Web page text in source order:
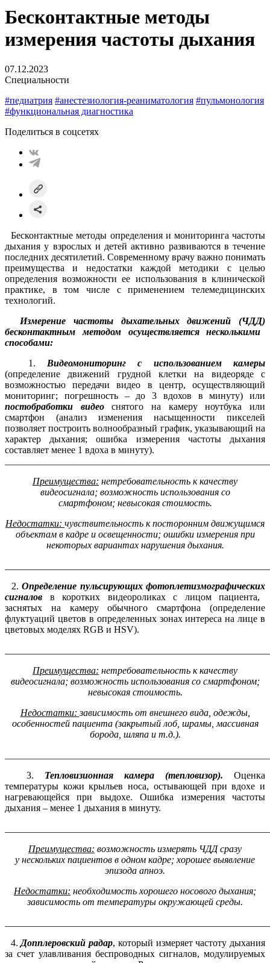
Бесконтактные методы
измерения частоты дыхания
07.12.2023
Специальности
#педиатрия #анестезиология-реаниматология #пульмонология
#функциональная диагностика
Поделиться в соцсетях
Бесконтактные методы определения и мониторинга частоты
дыхания у взрослых и детей активно развиваются в течение
последних десятилетий. Современному врачу важно понимать
преимущества и недостатки каждой методики с целью
определения возможности ее использования в клинической
практике, в том числе с применением телемедицинских
технологий.
Измерение частоты дыхательных движений (ЧДД)
бесконтактным методом осуществляетсянесколькими
способами:
1. Видеомониторинг с использованием камеры
(определение движений грудной клетки на видеоряде с
возможностью передачи видео в центр, осуществляющий
мониторинг; погрешность – до 3 вдохов в минуту) или
постобработки видеоснятого на камеру ноутбука или
смартфон (анализ изменения насыщенности пикселей
позволяет построить волнообразный график, указывающий на
характер дыхания; ошибка измерения частоты дыхания
составляет менее 1 вдоха в минуту).
Преимущества: нетребовательность к качеству
видеосигнала; возможность использования со
смартфоном; невысокая стоимость.
Недостатки: чувствительность к посторонним движущимся
объектам в кадреиосвещенности; ошибки измерения при
некоторых вариантах нарушения дыхания.
2.Определение пульсирующихфотоплетизмографических
сигналов в коротких видеороликах с лицом пациента,
заснятых на камеру обычного смартфона (определение
флуктуаций цветов в определенных зонах интереса на лице в
цветовых моделях RGB и HSV).
Преимущества: нетребовательность к качеству
видеосигнала; возможность использования со смартфоном;
невысокая стоимость.
Недостатки:зависимость от внешнего вида, одежды,
особенностей пациента (закрытый лоб, шрамы, массивная
борода, шляпа и т.д.).
3. Тепловизионная камера (тепловизор). Оценка
температуры кожи крыльев носа, остывающей при вдохе и
нагревающейся при выдохе. Ошибка измерения частоты
дыхания – менее 1 дыхания в минуту.
Преимущества: возможность измерять ЧДД сразу
у нескольких пациентов в одном кадре; хорошее выявление
эпизода апноэ.
Недостатки: необходимость хорошего носового дыхания;
зависимость от температуры окружающей среды.
4. Допплеровский радар, который измеряет частоту дыхания
за счет улавливания беспроводных сигналов, модулируемых